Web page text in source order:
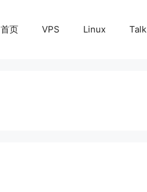
首页 VPS Linux Talk